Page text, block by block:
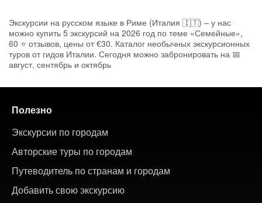
Экскурсии на русском языке в Риме (Италия 🇮🇹) – у нас
можно купить 5 экскурсий на 2026 год по теме «Семейные»,
60 ⭐ отзывов, цены от €30. Каталог необычных экскурсионных
туров от гидов Италии. Сегодня можно забронировать на 📅
август, сентябрь и октябрь
Полезно
Экскурсии по городам
Авторские туры по городам
Путеводитель по странам и городам
Добавить свою экскурсию